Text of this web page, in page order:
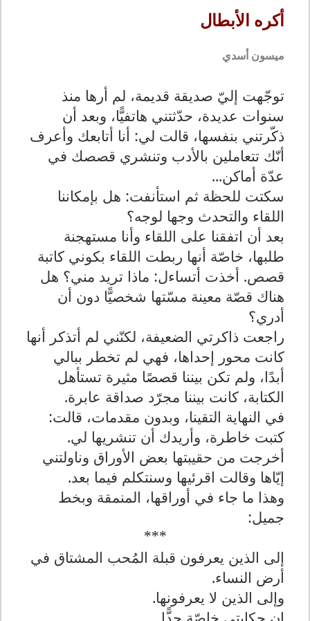
أكره الأبطال
ميسون أسدي
توجّهت إليّ صديقة قديمة، لم أرها منذ
سنوات عديدة، حدّثتني هاتفيًّا، وبعد أن
ذكّرتني بنفسها، قالت لي: أنا أتابعك وأعرف
أنّك تتعاملين بالأدب وتنشري قصصك في
عدّة أماكن...
سكتت للحظة ثم استأنفت: هل بإمكاننا
اللقاء والتحدث وجها لوجه؟
بعد أن اتفقنا على اللقاء وأنا مستهجنة
طلبها، خاصّة أنها ربطت اللقاء بكوني كاتبة
قصص. أخذت أتساءل: ماذا تريد مني؟ هل
هناك قصّة معينة مسّتها شخصيًّا دون أن
أدري؟
راجعت ذاكرتي الضعيفة، لكنّني لم أتذكر أنها
كانت محور إحداها، فهي لم تخطر ببالي
أبدًا، ولم تكن بيننا قصصًا مثير ة تستأهل
الكتابة، كانت بيننا مجرّد صداقة عابرة.
في النهاية التقينا، وبدون مقدمات، قالت:
كتبت خاطرة، وأريدك أن تنشريها لي.
أخرجت من حقيبتها بعض الأوراق وناولتني
إيّاها وقالت اقرئيها وسنتكلم فيما بعد.
وهذا ما جاء في أوراقها، المنمقة وبخط
جميل:
***
إلى الذين يعرفون قبلة المُحب المشتاق في
أرض النساء.
وإلى الذين لا يعرفونها.